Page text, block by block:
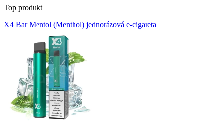
Top produkt
X4 Bar Mentol (Menthol) jednorázová e-cigareta